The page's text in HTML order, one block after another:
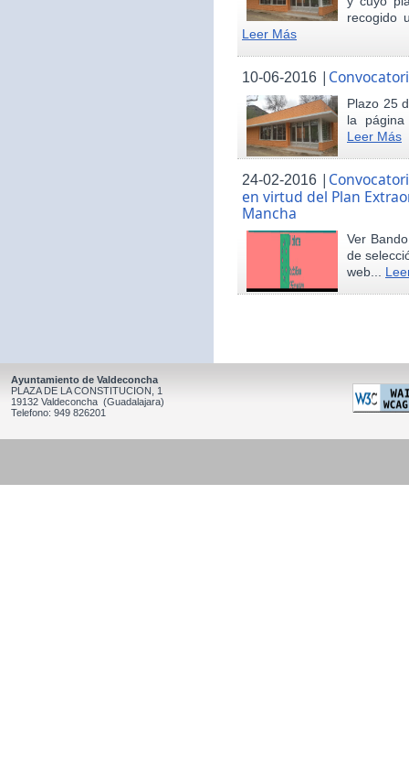
recogido
Leer Más
10-06-2016 |
Plazo 25
la
Leer Más
24-02-2016 |
en virtud del Plan
Mancha
Ver
de
web...
Ayuntamiento de Valdeconcha
PLAZA DE LA CONSTITUCION, 1
19132 Valdeconcha (Guadalajara)
Telefono: 949 826201